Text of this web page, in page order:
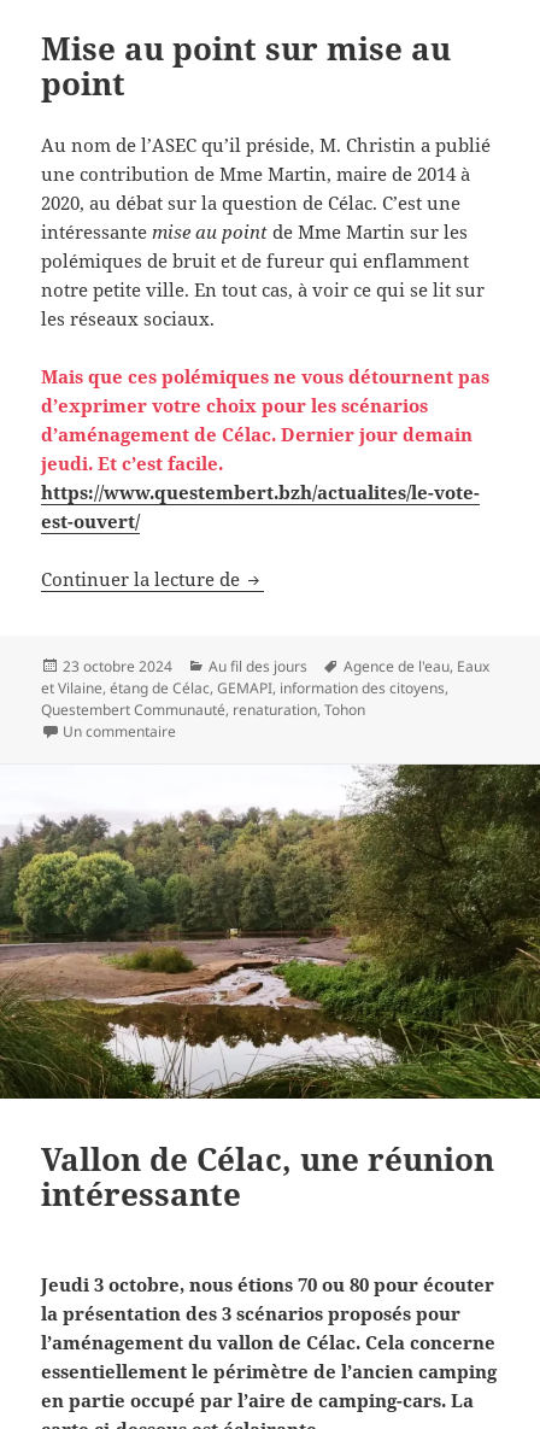
Mise au point sur mise au
point
Au nom de l’ASEC qu’il préside, M. Christin a publié
une contribution de Mme Martin, maire de 2014 à
2020, au débat sur la question de Célac. C’est une
intéressantemise au point de Mme Martin sur les
polémiques de bruit et de fureur qui enflamment
notre petite ville. En tout cas, à voir ce qui se lit sur
les réseaux sociaux.
Mais que ces polémiques ne vous détournent pas
d’exprimer votre choix pour les scénarios
d’aménagement de Célac. Dernier jour demain
jeudi. Et c’est facile.
https://www.questembert.bzh/actualites/le-vote-
est-ouvert/
Continuer la lecture de Mise au point sur mise au point
Publié
le
23 octobre 2024 Catégories
Au fil des jours
Mots-
clés
Agence de l'eau, Eaux
et Vilaine,étang de Célac,GEMAPI, information des citoyens,
Questembert Communauté, renaturation,Tohon
Un commentaire
Vallon de Célac, une réunion
intéressante
Jeudi 3 octobre, nous étions 70 ou 80 pour écouter
la présentation des 3 scénarios proposés pour
l’aménagement du vallon de Célac. Cela concerne
essentiellement le périmètre de l’ancien camping
en partie occupé par l’aire de camping-cars. La